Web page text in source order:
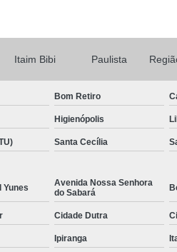
Itaim Bibi Paulista
Bom Retiro
Higienópolis
Santa Cecília
Yunes
Avenida Nossa Senhora
do Sabará
Cidade Dutra
Ipiranga